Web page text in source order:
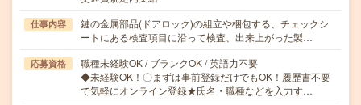
仕事内容
鍵の金属部品(ドアロック)の組立や梱包する、チェックシ
ートにある検査項目に沿って検査、出来上がった製…
応募資格
職種未経験OK / ブランクOK / 英語力不要
◆未経験OK！〇まずは事前登録だけでもOK！履歴書不要
で気軽にオンライン登録★氏名・職種などを入力す…